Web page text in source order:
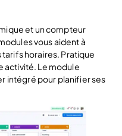
et un compteur
vous aident à
horaires. Pratique
activité. Le module
intégré pour planifier ses